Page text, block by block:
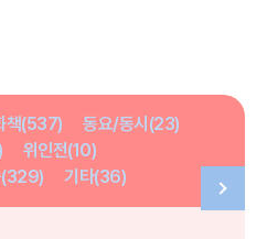
책(537)
동요/동시(23)
위인전(10)
(329) 기타(36)